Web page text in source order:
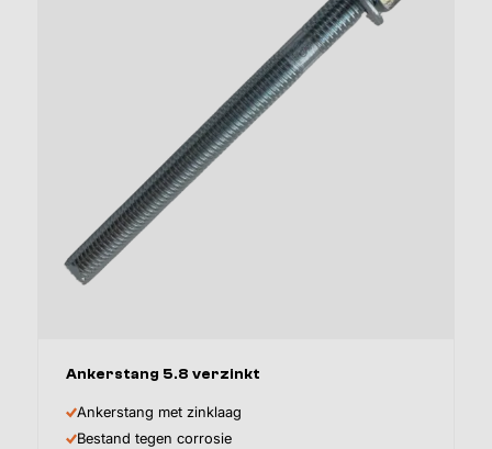
Ankerstang 5.8 verzinkt
Ankerstang met zinklaag
Bestand tegen corrosie